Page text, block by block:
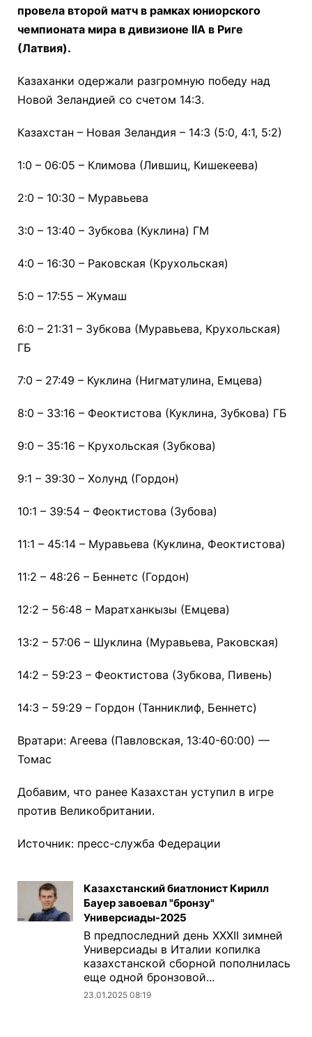
провела второй матч в рамках юниорского
чемпионата мира в дивизионе IIА в Риге
(Латвия).
Казаханки одержали разгромную победу над
Новой Зеландией со счетом 14:3.
Казахстан – Новая Зеландия – 14:3 (5:0, 4:1, 5:2)
1:0 – 06:05 – Климова (Лившиц, Кишекеева)
2:0 – 10:30 – Муравьева
3:0 – 13:40 – Зубкова (Куклина) ГМ
4:0 – 16:30 – Раковская (Крухольская)
5:0 – 17:55 – Жумаш
6:0 – 21:31 – Зубкова (Муравьева, Крухольская)
ГБ
7:0 – 27:49 – Куклина (Нигматулина, Емцева)
8:0 – 33:16 – Феоктистова (Куклина, Зубкова) ГБ
9:0 – 35:16 – Крухольская (Зубкова)
9:1 – 39:30 – Холунд (Гордон)
10:1 – 39:54 – Феоктистова (Зубова)
11:1 – 45:14 – Муравьева (Куклина, Феоктистова)
11:2 – 48:26 – Беннетс (Гордон)
12:2 – 56:48 – Маратханкызы (Емцева)
13:2 – 57:06 – Шуклина (Муравьева, Раковская)
14:2 – 59:23 – Феоктистова (Зубкова, Пивень)
14:3 – 59:29 – Гордон (Танниклиф, Беннетс)
Вратари: Агеева (Павловская, 13:40-60:00) —
Томас
Добавим, что ранее Казахстан уступил в игре
против Великобритании.
Источник: пресс-служба Федерации
Казахстанский биатлонист Кирилл
Бауер завоевал "бронзу"
Универсиады-2025
В предпоследний день ХХХII зимней
Универсиады в Италии копилка
казахстанской сборной пополнилась
еще одной бронзовой...
23.01.2025 08:19